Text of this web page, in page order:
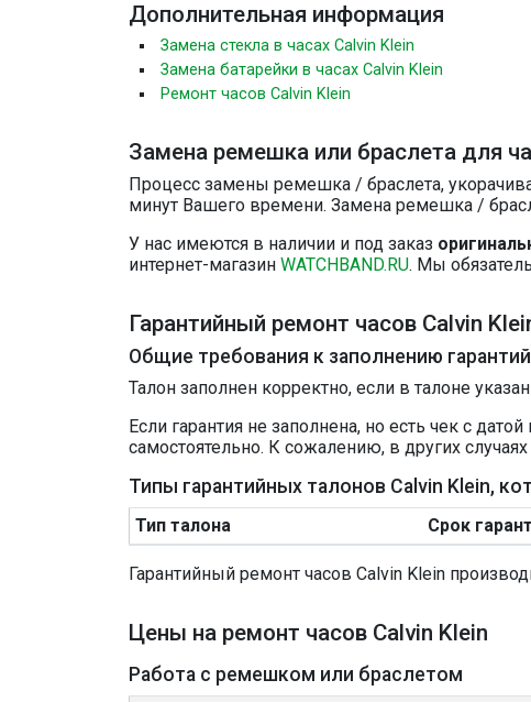
Дополнительная информация
Замена стекла в часах Calvin Klein
Замена батарейки в часах Calvin Klein
Ремонт часов Calvin Klein
Замена ремешка или браслета для
Процесс замены ремешка / браслета,
минут Вашего времени. Замена ремешка /
У нас имеются в наличии и под заказ
интернет-магазин WATCHBAND.RU. Мы
Гарантийный ремонт часов Calvin
Общие требования к заполнению
Талон заполнен корректно, если в талоне
Если гарантия не заполнена, но есть чек с
самостоятельно. К сожалению, в других
Типы гарантийных талонов Calvin Klein,
Тип талона Срок
Гарантийный ремонт часов Calvin Klein
Цены на ремонт часов Calvin Klein
Работа с ремешком или браслетом